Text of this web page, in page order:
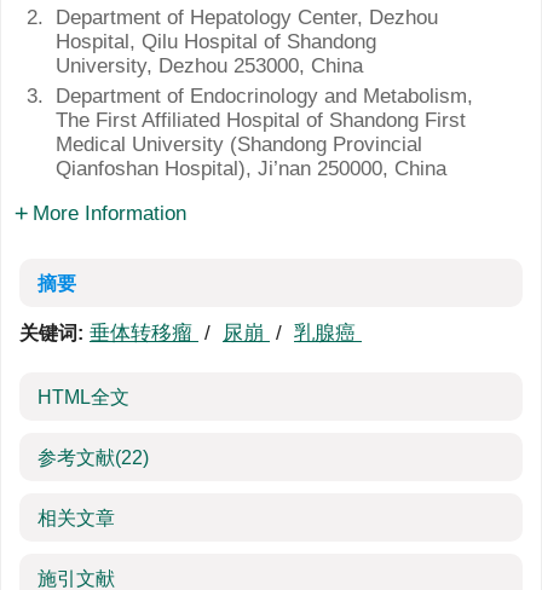
2.
Department of Hepatology Center, Dezhou
Hospital, Qilu Hospital of Shandong
University, Dezhou 253000, China
3.
Department of Endocrinology and Metabolism,
The First Affiliated Hospital of Shandong First
Medical University (Shandong Provincial
Qianfoshan Hospital), Ji’nan 250000, China
More Information
摘要
关键词: 垂体转移瘤 / 尿崩 / 乳腺癌
HTML全文
参考文献(22)
相关文章
施引文献